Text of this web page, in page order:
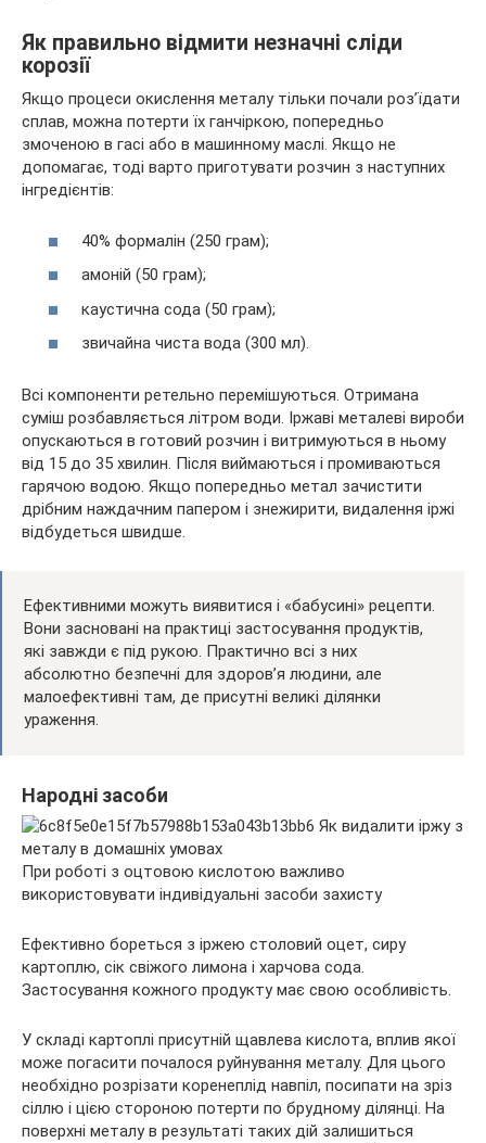
Як правильно відмити незначні сліди
корозії
Якщо процеси окислення металу тільки почали роз’їдати
сплав, можна потерти їх ганчіркою, попередньо
змоченою в гасі або в машинному маслі. Якщо не
допомагає, тоді варто приготувати розчин з наступних
інгредієнтів:
40% формалін (250 грам);
амоній (50 грам);
каустична сода (50 грам);
звичайна чиста вода (300 мл).
Всі компоненти ретельно перемішуються. Отримана
суміш розбавляється літром води. Іржаві металеві вироби
опускаються в готовий розчин і витримуються в ньому
від 15 до 35 хвилин. Після виймаються і промиваються
гарячою водою. Якщо попередньо метал зачистити
дрібним наждачним папером і знежирити, видалення іржі
відбудеться швидше.
Ефективними можуть виявитися і «бабусині» рецепти.
Вони засновані на практиці застосування продуктів,
які завжди є під рукою. Практично всі з них
абсолютно безпечні для здоров’я людини, але
малоефективні там, де присутні великі ділянки
ураження.
Народні засоби
При роботі з оцтовою кислотою важливо
використовувати індивідуальні засоби захисту
Ефективно бореться з іржею столовий оцет, сиру
картоплю, сік свіжого лимона і харчова сода.
Застосування кожного продукту має свою особливість.
У складі картоплі присутній щавлева кислота, вплив якої
може погасити почалося руйнування металу. Для цього
необхідно розрізати коренеплід навпіл, посипати на зріз
сіллю і цією стороною потерти по брудному ділянці. На
поверхні металу в результаті таких дій залишиться